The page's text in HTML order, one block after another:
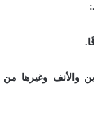
والأنف وغيرها من